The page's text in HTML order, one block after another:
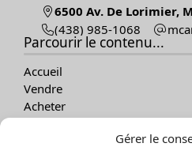
Gérer le
6500 Av. De Lorimier,
(438) 985-1068
Parcourir le contenu...
Accueil
Vendre
Acheter
Nos propriétés